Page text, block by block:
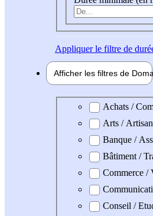
Appliquerle filtre de
Afficher les filtres de
Domaine professionel
Achats /
Arts /
Banque /
Bâtiment /
Commerce /
Conseil /